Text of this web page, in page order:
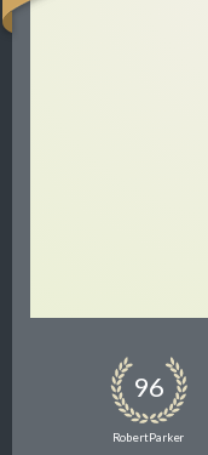
96
Robert Parker